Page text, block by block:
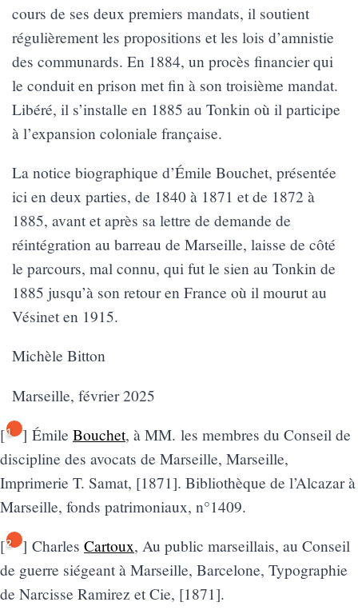
cours de ses deux premiers mandats, il soutient
régulièrement les propositions et les lois d’amnistie
des communards. En 1884, un procès financier qui
le conduit en prison met fin à son troisième mandat.
Libéré, il s’installe en 1885 au Tonkin où il participe
à l’expansion coloniale française.
La notice biographique d’Émile Bouchet, présentée
ici en deux parties, de 1840 à 1871 et de 1872 à
1885, avant et après sa lettre de demande de
réintégration au barreau de Marseille, laisse de côté
le parcours, mal connu, qui fut le sien au Tonkin de
1885 jusqu’à son retour en France où il mourut au
Vésinet en 1915.
Michèle Bitton
Marseille, février 2025
[1 ] Émile Bouchet, à MM. les membres du Conseil de
discipline des avocats de Marseille, Marseille,
Imprimerie T. Samat, [1871]. Bibliothèque de l’Alcazar à
Marseille, fonds patrimoniaux, n°1409.
[2 ] Charles Cartoux, Au public marseillais, au Conseil
de guerre siégeant à Marseille, Barcelone, Typographie
de Narcisse Ramirez et Cie, [1871].